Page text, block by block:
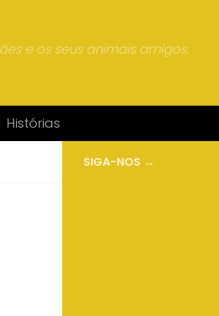
e os seus animais amigos.
Histórias
SIGA-NOS →